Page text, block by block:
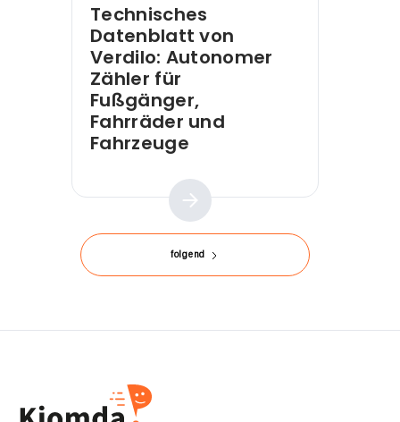
Technisches
Datenblatt von
Verdilo: Autonomer
Zähler für
Fußgänger,
Fahrräder und
Fahrzeuge
folgend